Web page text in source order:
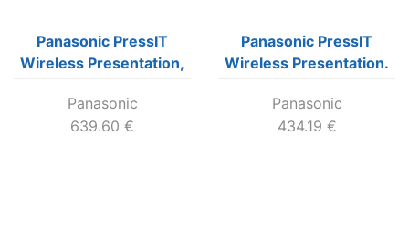
Panasonic PressIT
Wireless Presentation,
Panasonic
639.60 €
Panasonic PressIT
Wireless Presentation.
Transmitters x1
Panasonic
434.19 €